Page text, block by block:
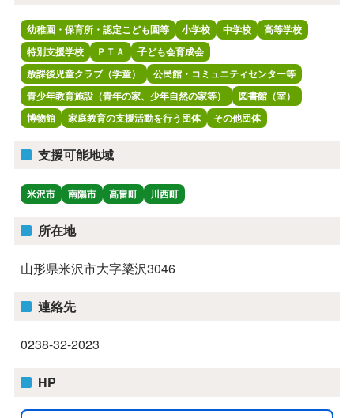
幼稚園・保育所・認定こども園等 小学校 中学校
高等学校
特別支援学校
ＰＴＡ
子ども会育成会
放課後児童クラブ（学童）
公民館・コミュニティセンター等
青少年教育施設（青年の家、少年自然の家等）
図書館（室）
博物館
家庭教育の支援活動を行う団体 その他団体
支援可能地域
米沢市 南陽市 高畠町 川西町
所在地
山形県米沢市大字簗沢3046
連絡先
0238-32-2023
HP